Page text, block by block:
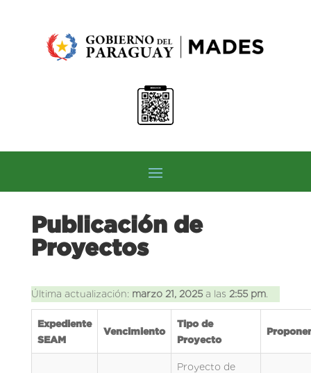
Publicación de
Proyectos
Última actualización: marzo 21, 2025a las 2:55 pm.
Expediente
SEAM
Vencimiento
Tipo de
Proyecto
Proyecto de